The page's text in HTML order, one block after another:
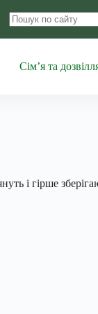
Сім’я та
і гірше